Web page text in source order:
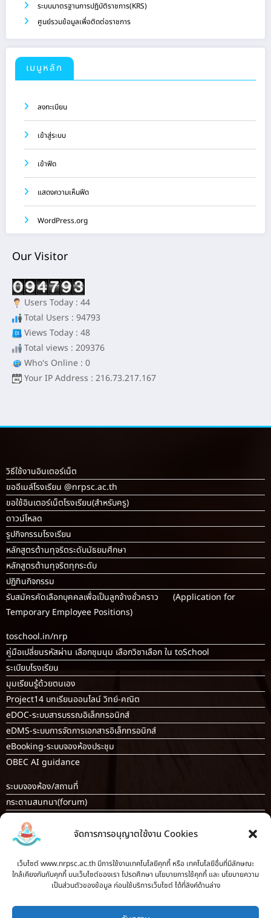
จัดการการอนุญาตใช้งาน Cookies
เว็บไซต์ www.nrpsc.ac.th มีการใช้งานเทคโนโลยีคุกกี้ หรือ เทคโนโลยีอื่นที่มีลักษณะ
ใกล้เคียงกันกับคุกกี้ บนเว็บไซต์ของเรา โปรดศึกษา นโยบายการใช้คุกกี้ และ นโยบายความ
เป็นส่วนตัวของข้อมูล ก่อนใช้บริการเว็บไซต์ ได้ที่ลิงค์ด้านล่าง
ระบบมาตรฐานการปฏิบัติราชการ(KRS)
ศูนย์รวมข้อมูลเพื่อติดต่อราชการ
เมนูหลัก
ลงทะเบียน
เข้าสู่ระบบ
เข้าฟีด
แสดงความเห็นฟีด
WordPress.org
Our Visitor
Users Today : 44
Total Users : 94793
Views Today : 48
Total views : 209376
Who's Online : 0
Your IP Address : 216.73.217.167
วิธีใช้งานอินเตอร์เน็ต
ขออีเมล์โรงเรียน @nrpsc.ac.th
ขอใช้อินเตอร์เน็ตโรงเรียน(สำหรับครู)
ดาวน์โหลด
รูปกิจกรรมโรงเรียน
หลักสูตรต้านทุจริตระดับมัธยมศึกษา
หลักสูตรต้านทุจริตทุกระดับ
ปฏิทินกิจกรรม
รับสมัครคัดเลือกบุคคลเพื่อเป็นลูกจ้างชั่วคราว (Application for
Temporary Employee Positions)
toschool.in/nrp
คู่มือเปลี่ยนรหัสผ่าน เลือกชุมนุม เลือกวิชาเลือก ใน toSchool
ระเบียบโรงเรียน
มุมเรียนรู้ด้วยตนเอง
Project14 บทเรียนออนไลน์ วิทย์-คณิต
eDOC-ระบบสารบรรณอิเล็กทรอนิกส์
eDMS-ระบบการจัดการเอกสารอิเล็กทรอนิกส์
eBooking-ระบบจองห้องประชุม
OBEC AI guidance
ระบบจองห้อง/สถานที่
กระดานสนทนา(forum)
ระบบส่งแผนการสอนออนไลน์
ระบบนิเทศการจัดการเรียนการสอน
บันทึกข้อมูลเกียรติบัตร/รายงานการอบรม
ทะเบียนคำสั่ง
สำหรับครู [
ลากิจส่วนตัว/ลาป่วย/ไปราชการ